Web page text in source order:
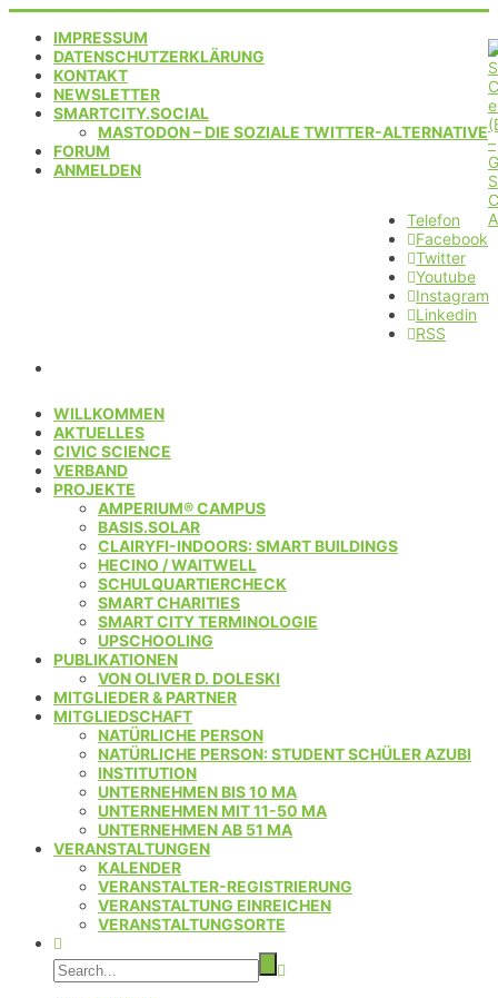
IMPRESSUM
DATENSCHUTZERKLÄRUNG
KONTAKT
NEWSLETTER
SMARTCITY.SOCIAL
MASTODON – DIE SOZIALE TWITTER-ALTERNATIVE
FORUM
ANMELDEN
Telefon
Facebook
Twitter
Youtube
Instagram
Linkedin
RSS
WILLKOMMEN
AKTUELLES
CIVIC SCIENCE
VERBAND
PROJEKTE
AMPERIUM® CAMPUS
BASIS.SOLAR
CLAIRYFI-INDOORS: SMART BUILDINGS
HECINO / WAITWELL
SCHULQUARTIERCHECK
SMART CHARITIES
SMART CITY TERMINOLOGIE
UPSCHOOLING
PUBLIKATIONEN
VON OLIVER D. DOLESKI
MITGLIEDER & PARTNER
MITGLIEDSCHAFT
NATÜRLICHE PERSON
NATÜRLICHE PERSON: STUDENT SCHÜLER AZUBI
INSTITUTION
UNTERNEHMEN BIS 10 MA
UNTERNEHMEN MIT 11-50 MA
UNTERNEHMEN AB 51 MA
VERANSTALTUNGEN
KALENDER
VERANSTALTER-REGISTRIERUNG
VERANSTALTUNG EINREICHEN
VERANSTALTUNGSORTE